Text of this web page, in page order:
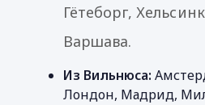
Гётеборг,
Варшава.
Из Вильнюса:
Лондон, Мадрид,